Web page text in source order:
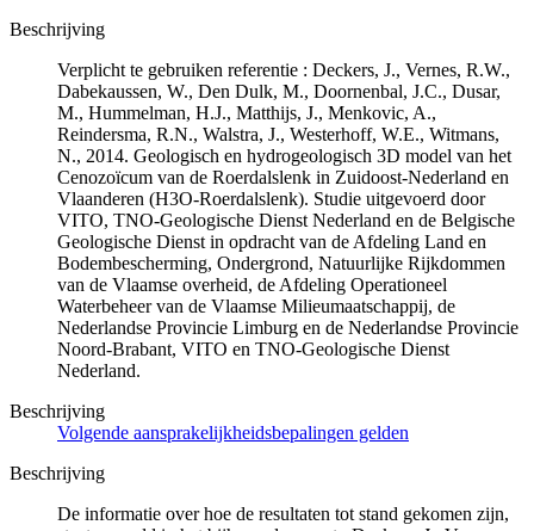
Beschrijving
Verplicht te gebruiken referentie : Deckers, J., Vernes, R.W.,
Dabekaussen, W., Den Dulk, M., Doornenbal, J.C., Dusar,
M., Hummelman, H.J., Matthijs, J., Menkovic, A.,
Reindersma, R.N., Walstra, J., Westerhoff, W.E., Witmans,
N., 2014. Geologisch en hydrogeologisch 3D model van het
Cenozoïcum van de Roerdalslenk in Zuidoost-Nederland en
Vlaanderen (H3O-Roerdalslenk). Studie uitgevoerd door
VITO, TNO-Geologische Dienst Nederland en de Belgische
Geologische Dienst in opdracht van de Afdeling Land en
Bodembescherming, Ondergrond, Natuurlijke Rijkdommen
van de Vlaamse overheid, de Afdeling Operationeel
Waterbeheer van de Vlaamse Milieumaatschappij, de
Nederlandse Provincie Limburg en de Nederlandse Provincie
Noord-Brabant, VITO en TNO-Geologische Dienst
Nederland.
Beschrijving
Volgende aansprakelijkheidsbepalingen gelden
Beschrijving
De informatie over hoe de resultaten tot stand gekomen zijn,